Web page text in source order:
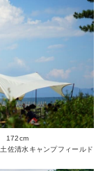
172cm
佐清水キャンプフィールド